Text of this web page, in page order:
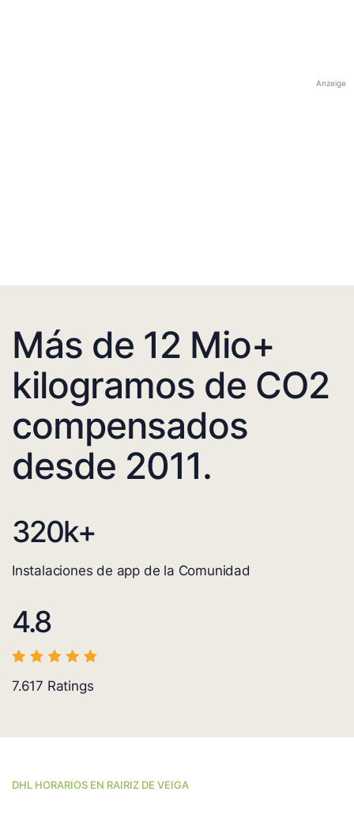
Anzeige
Más de 12 Mio+
kilogramos de CO2
compensados
desde 2011.
320k+
Instalaciones de app de la Comunidad
4.8
7.617 Ratings
DHL HORARIOS EN RAIRIZ DE VEIGA